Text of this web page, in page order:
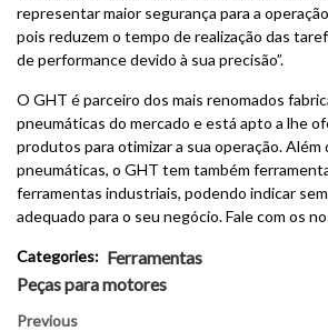
representar maior segurança para a
pois reduzem o tempo de realização das
de performance devido à sua precisão”.
O GHT é parceiro dos mais renomados
pneumáticas do mercado e está apto a lhe
produtos para otimizar a sua operação.
pneumáticas, o GHT tem também
ferramentas industriais, podendo indicar
adequado para o seu negócio. Fale com os
Categories: Ferramentas
Peças para motores
Previous